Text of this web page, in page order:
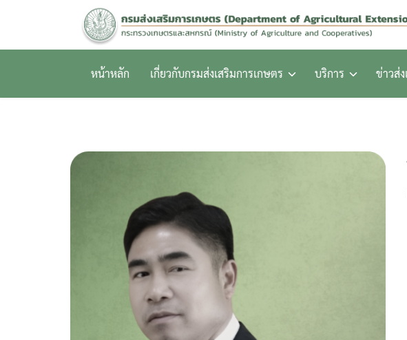
หน้าหลัก เกี่ยวกับกรมส่งเสริมการเกษตร บริการ ข่าวส่